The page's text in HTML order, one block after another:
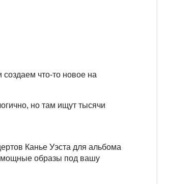
что-то новое на
но там ищут тысячи
Канье Уэста для альбома
мощные образы под вашу